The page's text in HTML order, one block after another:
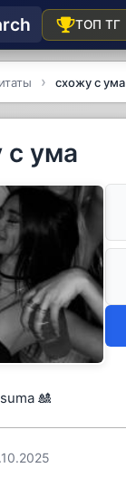
ТОП ТГ
схожу с ума
с ума
🎎